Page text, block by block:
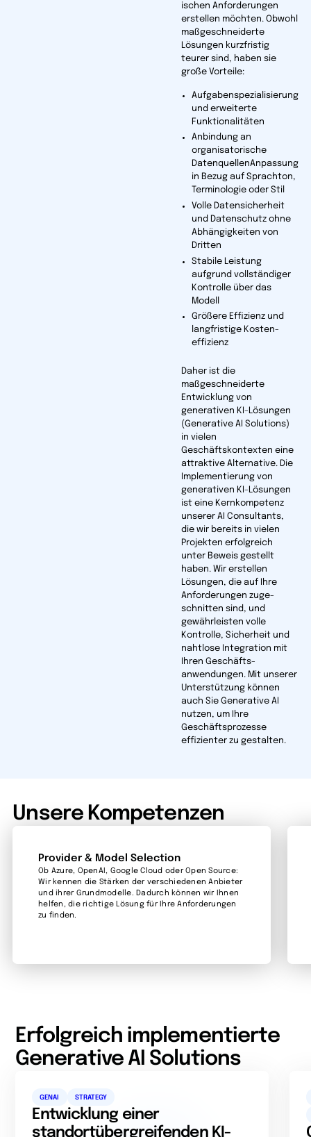
ischen Anforderungen
erstellen möchten. Obwohl
maßgeschneiderte
Lösungen kurz­fristig
teurer sind, haben sie
große Vorteile:
Aufgabenspezialisierung
und erweiterte
Funktionalitäten
Anbindung an
organisatorische
DatenquellenAnpassung
in Bezug auf Sprachton,
Termino­logie oder Stil
Volle Datensicherheit
und Datenschutz ohne
Abhängigkeiten von
Dritten
Stabile Leistung
aufgrund vollständiger
Kontrolle über das
Modell
Größere Effizienz und
langfristige Kosten­
effizienz
Daher ist die
maßgeschneiderte
Entwicklung von
generativen KI-Lösungen
(Generative AI Solutions)
in vielen
Geschäftskontexten eine
attraktive Alternative. Die
Implemen­tierung von
gener­ativen KI-Lösungen
ist eine Kern­kompetenz
unserer AI Consultants,
die wir bereits in vielen
Projekten erfolgreich
unter Beweis gestellt
haben. Wir erstellen
Lösungen, die auf Ihre
Anforder­ungen zuge­
schnitten sind, und
gewähr­leisten volle
Kontrolle, Sicherheit und
nahtlose Integration mit
Ihren Geschäfts­
anwendungen. Mit unserer
Unter­stützung können
auch Sie Generative AI
nutzen, um Ihre
Geschäfts­prozesse
effizienter zu gestalten.
Unsere Kompetenzen
Provider & Model Selection
Ob Azure, OpenAI, Google Cloud oder Open Source:
Wir kennen die Stärken der verschiedenen Anbieter
und ihrer Grundmodelle. Dadurch können wir Ihnen
helfen, die richtige Lösung für Ihre Anforderungen
zu finden.
Erfolgreich implementierte
Generative AI Solutions
GENAI STRATEGY
Entwicklung einer
standortübergreifenden KI-